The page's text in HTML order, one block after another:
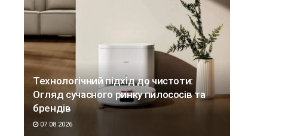
Технологічний підхід до чистоти:
Огляд сучасного ринку пилососів та
брендів
07.08.2026